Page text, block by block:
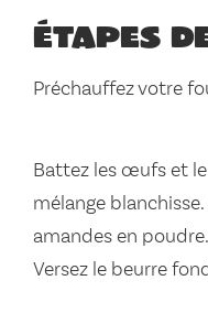
Étapes
Préchauffez votre
Battez les œufs et le
mélange
amandes en poudre.
Versez le beurre